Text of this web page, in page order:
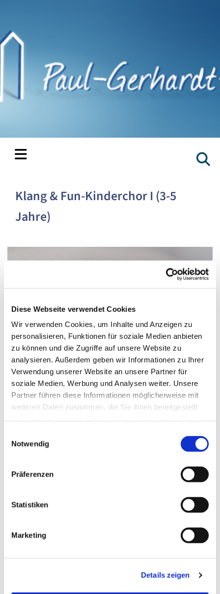
Diese Webseite verwendet Cookies
Wir verwenden Cookies, um Inhalte und Anzeigen zu
personalisieren, Funktionen für soziale Medien anbieten
zu können und die Zugriffe auf unsere Website zu
analysieren. Außerdem geben wir Informationen zu Ihrer
Verwendung unserer Website an unsere Partner für
soziale Medien, Werbung und Analysen weiter. Unsere
Partner führen diese Informationen möglicherweise mit
weiteren Daten zusammen, die Sie ihnen bereitgestellt
Notwendig
Präferenzen
Statistiken
Marketing
Details zeigen
Klang & Fun-Kinderchor I (3-5
Jahre)
Donnerstag, 11. Februar 2027, 14:30 -
15:00 Uhr
Paul-Gerhardt-Kirchengemeinde,